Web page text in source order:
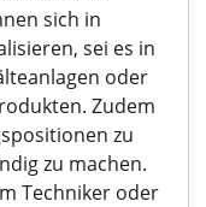
sich in
sei es in
oder
Zudem
zu
zu machen.
Techniker oder